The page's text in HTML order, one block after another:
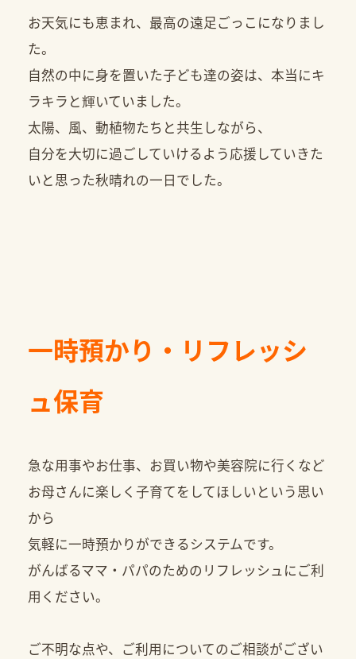
お天気にも恵まれ、最高の遠足ごっこになりまし
た。
自然の中に身を置いた子ども達の姿は、本当にキ
ラキラと輝いていました。
太陽、風、動植物たちと共生しながら、
自分を大切に過ごしていけるよう応援していきた
いと思った秋晴れの一日でした。
一時預かり・リフレッシ
ュ保育
急な用事やお仕事、お買い物や美容院に行くなど
お母さんに楽しく子育てをしてほしいという思い
から
気軽に一時預かりができるシステムです。
がんばるママ・パパのためのリフレッシュにご利
用ください。
ご不明な点や、ご利用についてのご相談がござい